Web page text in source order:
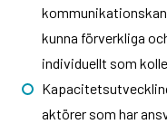
kunna förverkliga
individuellt som
aktörer som har